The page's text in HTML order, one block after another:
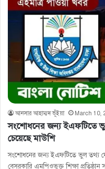
আনসার আহাম্মদ ভূঁইয়া March 10,
সংশোধনের জন্য ইএফটিতে
চেয়েছে মাউশি
সংশোধনের জন্য ইএফটিতে ভুল তথ্য
বেসরকারি এমপিওভুক্ত শিক্ষা